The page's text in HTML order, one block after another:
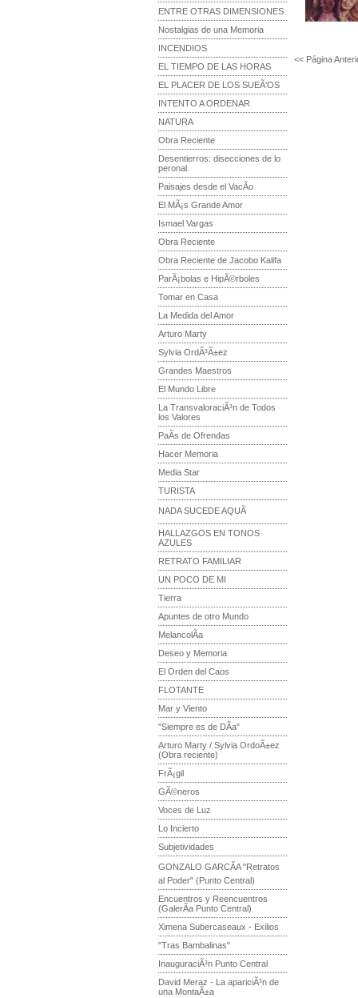
ENTRE OTRAS DIMENSIONES
Nostalgias de una Memoria
INCENDIOS
EL TIEMPO DE LAS HORAS
EL PLACER DE LOS SUEÃ‘OS
INTENTO A ORDENAR
NATURA
Obra Reciente
Desentierros: disecciones de lo
peronal.
Paisajes desde el VacÃ­o
El MÃ¡s Grande Amor
Ismael Vargas
Obra Reciente
Obra Reciente de Jacobo Kalifa
ParÃ¡bolas e HipÃ©rboles
Tomar en Casa
La Medida del Amor
Arturo Marty
Sylvia OrdÃ³Ã±ez
Grandes Maestros
El Mundo Libre
La TransvaloraciÃ³n de Todos
los Valores
PaÃ­s de Ofrendas
Hacer Memoria
Media Star
TURISTA
NADA SUCEDE AQUÃ
HALLAZGOS EN TONOS
AZULES
RETRATO FAMILIAR
UN POCO DE MI
Tierra
Apuntes de otro Mundo
MelancolÃ­a
Deseo y Memoria
El Orden del Caos
FLOTANTE
Mar y Viento
"Siempre es de DÃ­a"
Arturo Marty / Sylvia OrdoÃ±ez
(Obra reciente)
FrÃ¡gil
GÃ©neros
Voces de Luz
Lo Incierto
Subjetividades
GONZALO GARCÃA "Retratos
al Poder" (Punto Central)
Encuentros y Reencuentros
(GalerÃ­a Punto Central)
Ximena Subercaseaux - Exilios
"Tras Bambalinas"
InauguraciÃ³n Punto Central
David Meraz - La apariciÃ³n de
una MontaÃ±a
<< Página